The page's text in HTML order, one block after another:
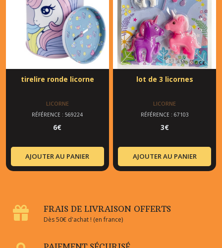
tirelire ronde licorne
LICORNE
RÉFÉRENCE : 569224
6€
AJOUTER AU PANIER
lot de 3 licornes
LICORNE
RÉFÉRENCE : 67103
3€
AJOUTER AU PANIER
FRAIS DE LIVRAISON OFFERTS
Dès 50€ d'achat ! (en france)